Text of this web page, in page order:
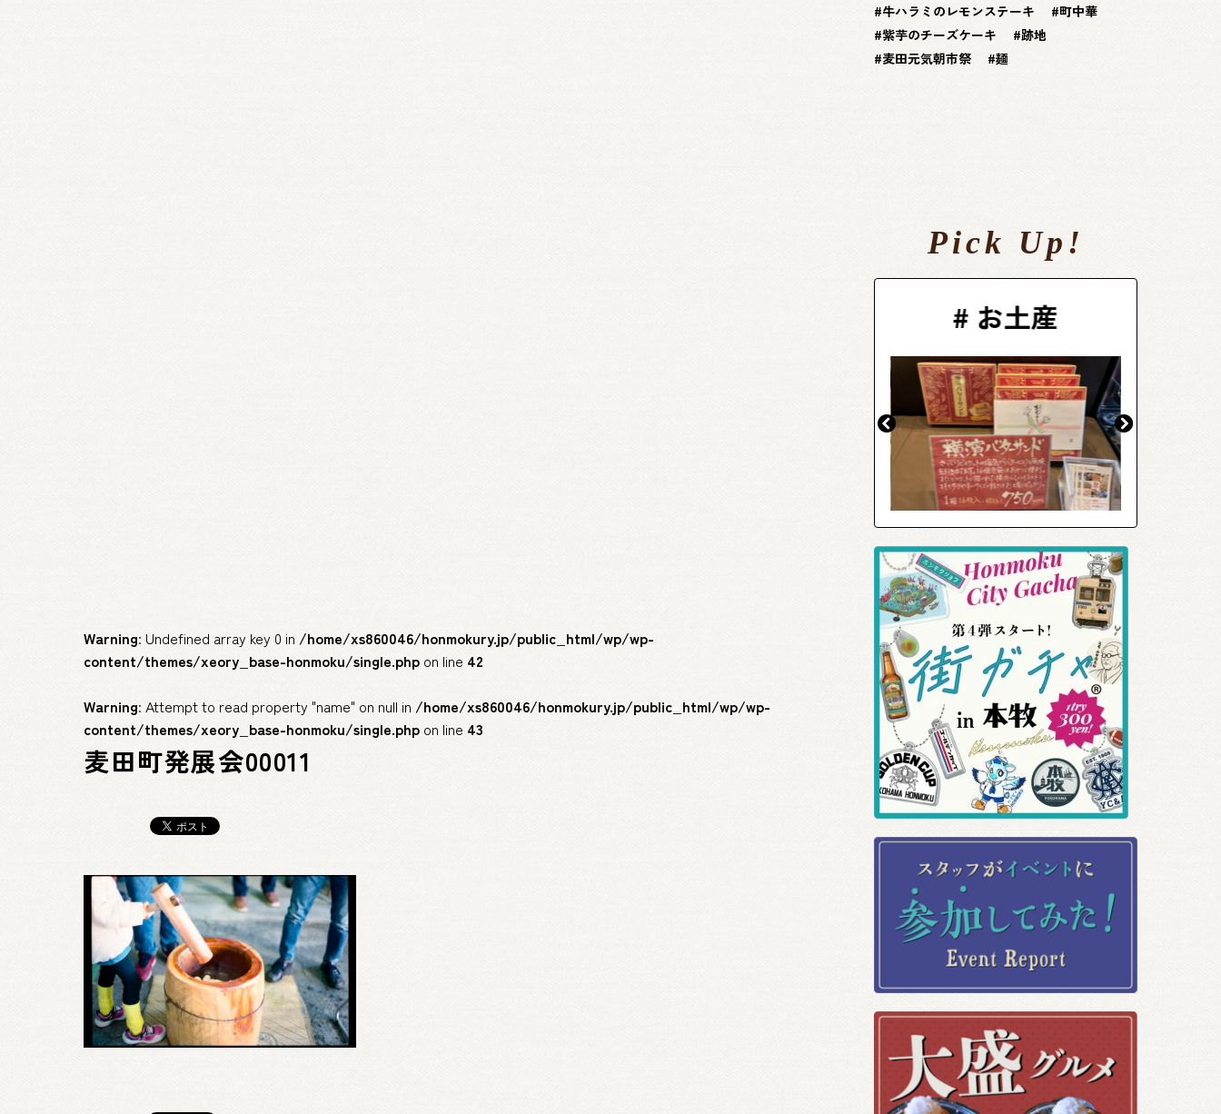
Warning: Undefined array key 0 in /home/xs860046/honmokury.jp/public_html/wp/wp-
content/themes/xeory_base-honmoku/single.php on line 42
Warning: Attempt to read property "name" on null in /home/xs860046/honmokury.jp/public_html/wp/wp-
content/themes/xeory_base-honmoku/single.php on line 43
麦田町発展会00011
牛ハラミのレモンステーキ
町中華
紫芋のチーズケーキ
跡地
麦田元気朝市祭
麺
Pick Up!
# お土産